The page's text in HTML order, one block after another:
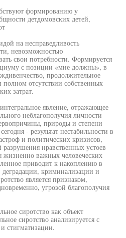
формированию у
детдомовских детей,
на несправедливость
невозможностью
свои потребности. Формируется
с позиции «мне должны», в
продолжительное
отсутствии собственных
затрат.
явление, отражающее
неблагополучия личности
природы и степени
- результат нестабильности в
и политических кризисов,
нравственных устоев
жизненно важных человеческих
приводит к накоплению в
деградации, криминализации и
является признаком,
угрозой благополучия
сиротство как объект
сиротство анализируется с
стигматизации.